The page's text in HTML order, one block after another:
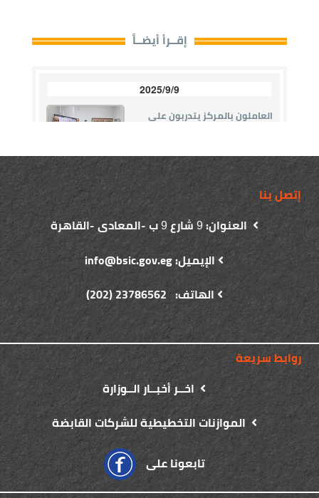
إتصل بنا
العنوان:9شارع9ب -المعادى -القاهرة
الإيميل: info@bsic.gov.eg
الهاتف: 23786562 (202)
روابط سريعة
اخــر أخبــار الــوزارة
الموازنات التخطيطية للشركات القابضة
تابعونا على